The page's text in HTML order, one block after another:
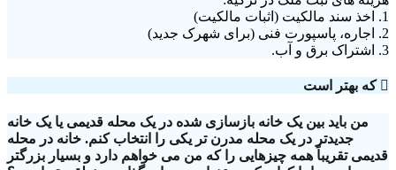
1. اخذ سند مالکیت (اثبات مالکیت)
2. اجاره، پاسپورت فنی (برای شهرک جدید)
3. اشتراک برق و آب.
که بهتر است
من باید بین یک خانه بازسازی شده در یک محله قدیمی یا یک خانه
جدیدتر در یک محله مدرن تر یکی را انتخاب کنم. خانه در محله
قدیمی تقریباً همه چیزهایی را که من می خواهم دارد و بسیار بزرگتر